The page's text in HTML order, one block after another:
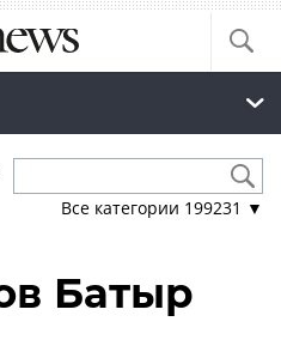
Все категории 199231 ▼
Батыр